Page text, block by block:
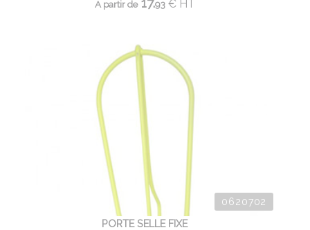
A partir de 93 €HT
0620702
PORTE SELLE FIXE